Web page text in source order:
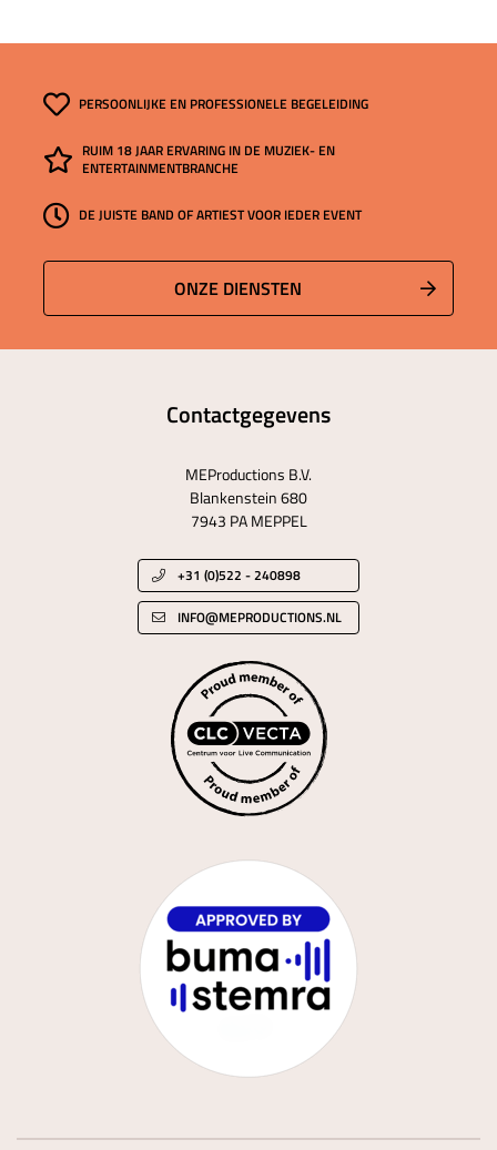
PERSOONLIJKE EN PROFESSIONELE BEGELEIDING
RUIM 18 JAAR ERVARING IN DE MUZIEK- EN
ENTERTAINMENTBRANCHE
DE JUISTE BAND OF ARTIEST VOOR IEDER EVENT
ONZE DIENSTEN
Contactgegevens
MEProductions B.V.
Blankenstein 680
7943 PA MEPPEL
+31 (0)522 - 240898
INFO@MEPRODUCTIONS.NL